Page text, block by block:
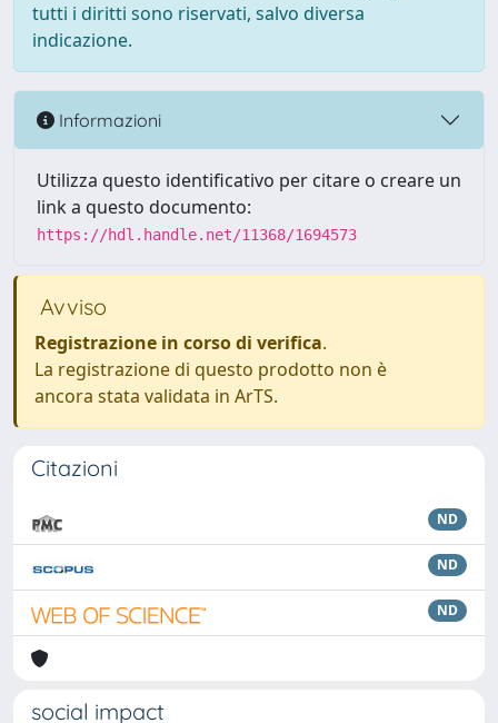
tutti i diritti sono riservati, salvo diversa
indicazione.
Informazioni
Utilizza questo identificativo per citare o creare un
link a questo documento:
https://hdl.handle.net/11368/1694573
Avviso
Registrazione in corso di verifica.
La registrazione di questo prodotto non è
ancora stata validata in ArTS.
Citazioni
ND
ND
ND
social impact